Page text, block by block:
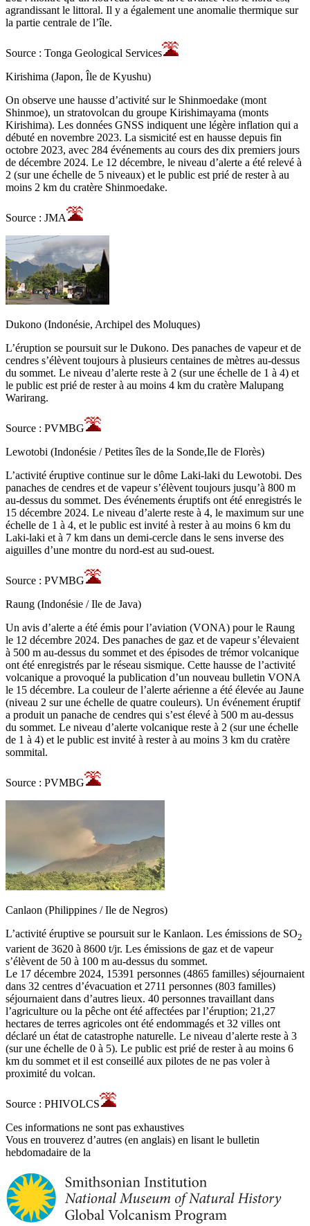
agrandissant le littoral. Il y a également une anomalie thermique sur
la partie centrale de l’île.
Source : Tonga Geological Services
Kirishima (Japon, Île de Kyushu)
On observe une hausse d’activité sur le Shinmoedake (mont
Shinmoe), un stratovolcan du groupe Kirishimayama (monts
Kirishima). Les données GNSS indiquent une légère inflation qui a
débuté en novembre 2023. La sismicité est en hausse depuis fin
octobre 2023, avec 284 événements au cours des dix premiers jours
de décembre 2024. Le 12 décembre, le niveau d’alerte a été relevé à
2 (sur une échelle de 5 niveaux) et le public est prié de rester à au
moins 2 km du cratère Shinmoedake.
Source : JMA
Dukono (Indonésie, Archipel des Moluques)
L’éruption se poursuit sur le Dukono. Des panaches de vapeur et de
cendres s’élèvent toujours à plusieurs centaines de mètres au-dessus
du sommet. Le niveau d’alerte reste à 2 (sur une échelle de 1 à 4) et
le public est prié de rester à au moins 4 km du cratère Malupang
Warirang.
Source : PVMBG
Lewotobi (Indonésie / Petites îles de la Sonde,Ile de Florès)
L’activité éruptive continue sur le dôme Laki-laki du Lewotobi. Des
panaches de cendres et de vapeur s’élèvent toujours jusqu’à 800 m
au-dessus du sommet. Des événements éruptifs ont été enregistrés le
15 décembre 2024. Le niveau d’alerte reste à 4, le maximum sur une
échelle de 1 à 4, et le public est invité à rester à au moins 6 km du
Laki-laki et à 7 km dans un demi-cercle dans le sens inverse des
aiguilles d’une montre du nord-est au sud-ouest.
Source : PVMBG
Raung (Indonésie / Ile de Java)
Un avis d’alerte a été émis pour l’aviation (VONA) pour le Raung
le 12 décembre 2024. Des panaches de gaz et de vapeur s’élevaient
à 500 m au-dessus du sommet et des épisodes de trémor volcanique
ont été enregistrés par le réseau sismique. Cette hausse de l’activité
volcanique a provoqué la publication d’un nouveau bulletin VONA
le 15 décembre. La couleur de l’alerte aérienne a été élevée au Jaune
(niveau 2 sur une échelle de quatre couleurs). Un événement éruptif
a produit un panache de cendres qui s’est élevé à 500 m au-dessus
du sommet. Le niveau d’alerte volcanique reste à 2 (sur une échelle
de 1 à 4) et le public est invité à rester à au moins 3 km du cratère
sommital.
Source : PVMBG
Canlaon (Philippines / Ile de Negros)
L’activité éruptive se poursuit sur le Kanlaon. Les émissions de SO2
varient de 3620 à 8600 t/jr. Les émissions de gaz et de vapeur
s’élèvent de 50 à 100 m au-dessus du sommet.
Le 17 décembre 2024, 15391 personnes (4865 familles) séjournaient
dans 32 centres d’évacuation et 2711 personnes (803 familles)
séjournaient dans d’autres lieux. 40 personnes travaillant dans
l’agriculture ou la pêche ont été affectées par l’éruption; 21,27
hectares de terres agricoles ont été endommagés et 32 villes ont
déclaré un état de catastrophe naturelle. Le niveau d’alerte reste à 3
(sur une échelle de 0 à 5). Le public est prié de rester à au moins 6
km du sommet et il est conseillé aux pilotes de ne pas voler à
proximité du volcan.
Source : PHIVOLCS
Ces informations ne sont pas exhaustives
Vous en trouverez d’autres (en anglais) en lisant le bulletin
hebdomadaire de la